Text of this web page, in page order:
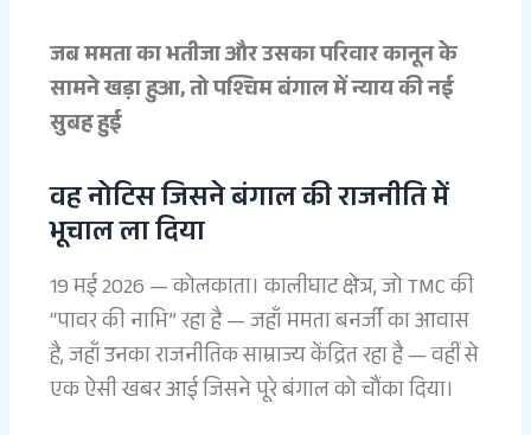
जब ममता का भतीजा और उसका परिवार कानून के
सामने खड़ा हुआ, तो पश्चिम बंगाल में न्याय की नई
सुबह हुई
वह नोटिस जिसने बंगाल की राजनीति में
भूचाल ला दिया
19 मई 2026 — कोलकाता। कालीघाट क्षेत्र, जो TMC की
“पावर की नाभि” रहा है — जहाँ ममता बनर्जी का आवास
है, जहाँ उनका राजनीतिक साम्राज्य केंद्रित रहा है — वहीं से
एक ऐसी खबर आई जिसने पूरे बंगाल को चौंका दिया।